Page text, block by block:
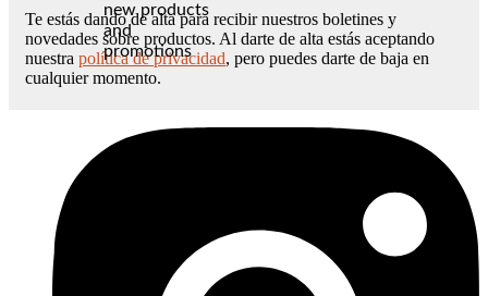
new products
and
promotions
Te estás dando de alta para recibir nuestros boletines y
novedades sobre productos. Al darte de alta estás aceptando
nuestra política de privacidad, pero puedes darte de baja en
cualquier momento.